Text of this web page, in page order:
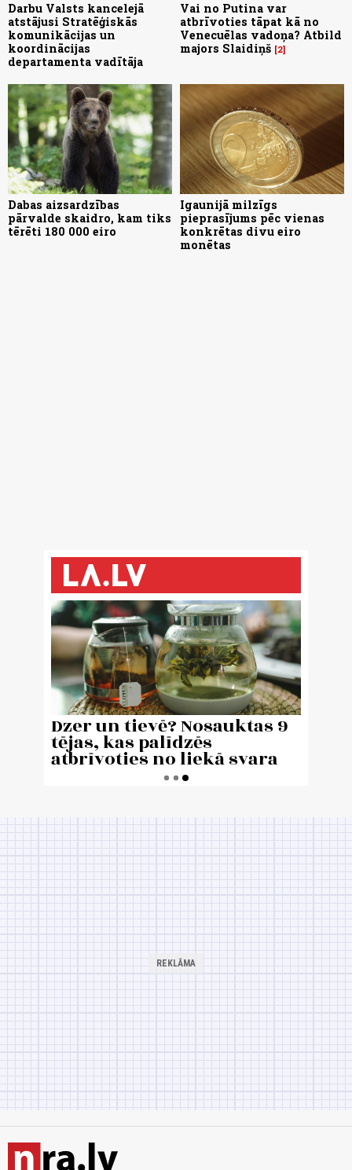
Darbu Valsts kancelejā
atstājusi Stratēģiskās
komunikācijas un
koordinācijas
departamenta vadītāja
Vai no Putina var
atbrīvoties tāpat kā no
Venecuēlas vadoņa? Atbild
majors Slaidiņš 2
Dabas aizsardzības
pārvalde skaidro, kam tiks
tērēti 180 000 eiro
Igaunijā milzīgs
pieprasījums pēc vienas
konkrētas divu eiro
monētas